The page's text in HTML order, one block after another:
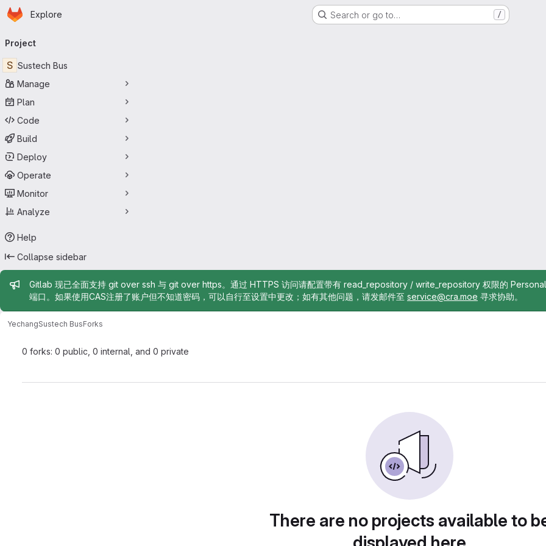
Skip to main content
Homepage
Explore Search or go to… /
navigation
Project
S Sustech Bus
Manage
Plan
Code
Build
Deploy
Operate
Monitor
Analyze
Help
Collapse sidebar
Admin message
Gitlab 现已全面支持 git over ssh 与 git over https。通过 HTTPS 访问请配置带有 read_repository / write_repository 权限的
端口。如果使用CAS注册了账户但不知道密码，可以自行至设置中更改；如有其他问题，请发邮件至 service@cra.moe 寻求协助。
YechangSustech BusForks
0 forks: 0 public, 0 internal, and 0 private
There are no projects available to